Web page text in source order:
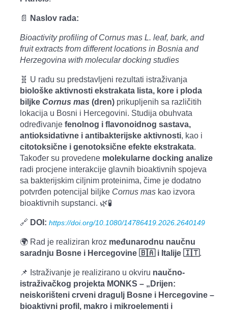
📄 Naslov rada:
Bioactivity profiling of Cornus mas L. leaf, bark, and
fruit extracts from different locations in Bosnia and
Herzegovina with molecular docking studies
🧬 U radu su predstavljeni rezultati istraživanja
biološke aktivnosti ekstrakata lista, kore i ploda
biljke Cornus mas (dren) prikupljenih sa različitih
lokacija u Bosni i Hercegovini. Studija obuhvata
određivanje fenolnog i flavonoidnog sastava,
antioksidativne i antibakterijske aktivnosti, kao i
citotoksične i genotoksične efekte ekstrakata.
Također su provedene molekularne docking analize
radi procjene interakcije glavnih bioaktivnih spojeva
sa bakterijskim ciljnim proteinima, čime je dodatno
potvrđen potencijal biljke Cornus mas kao izvora
bioaktivnih supstanci. 🌿🧪
🔗 DOI: https://doi.org/10.1080/14786419.2026.2640149
🌍 Rad je realiziran kroz međunarodnu naučnu
saradnju Bosne i Hercegovine 🇧🇦i Italije 🇮🇹.
📌 Istraživanje je realizirano u okviru naučno-
istraživačkog projekta MONKS – „Drijen:
neiskorišteni crveni dragulj Bosne i Hercegovine –
bioaktivni profil, makro i mikroelementi i